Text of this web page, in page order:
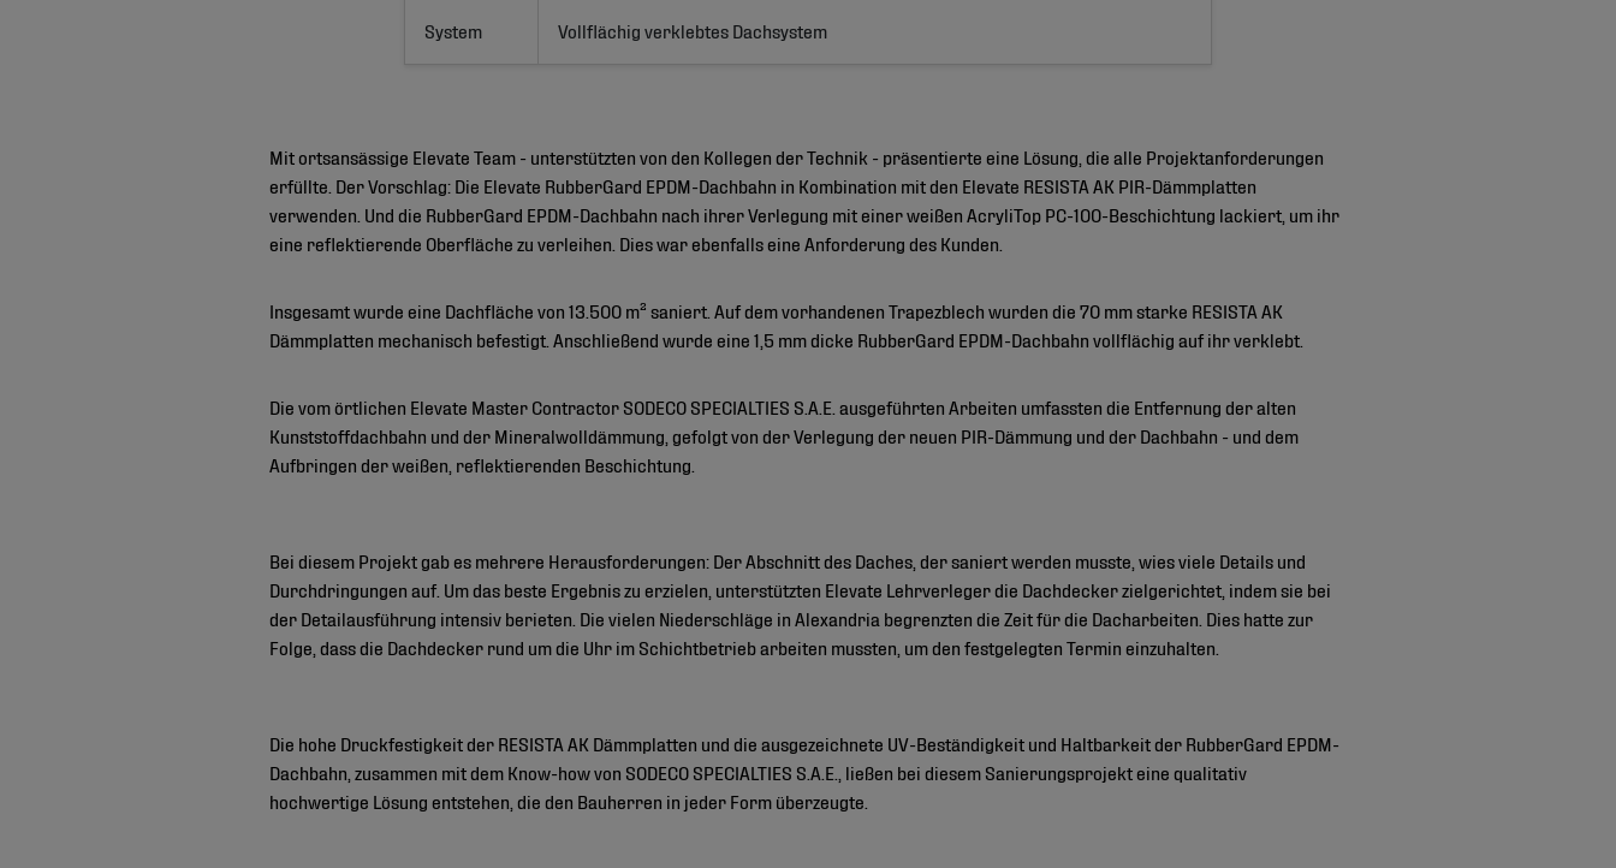
System Vollflächig verklebtes Dachsystem
Mit ortsansässige Elevate Team - unterstützten von den Kollegen der Technik - präsentierte eine Lösung, die alle Projektanforderungen
erfüllte. Der Vorschlag: Die Elevate RubberGard EPDM-Dachbahn in Kombination mit den Elevate RESISTA AK PIR-Dämmplatten
verwenden. Und die RubberGard EPDM-Dachbahn nach ihrer Verlegung mit einer weißen AcryliTop PC-100-Beschichtung lackiert, um ihr
eine reflektierende Oberfläche zu verleihen. Dies war ebenfalls eine Anforderung des Kunden.
Insgesamt wurde eine Dachfläche von 13.500 m² saniert. Auf dem vorhandenen Trapezblech wurden die 70 mm starke RESISTA AK
Dämmplatten mechanisch befestigt. Anschließend wurde eine 1,5 mm dicke RubberGard EPDM-Dachbahn vollflächig auf ihr verklebt.
Die vom örtlichen Elevate Master Contractor SODECO SPECIALTIES S.A.E. ausgeführten Arbeiten umfassten die Entfernung der alten
Kunststoffdachbahn und der Mineralwolldämmung, gefolgt von der Verlegung der neuen PIR-Dämmung und der Dachbahn - und dem
Aufbringen der weißen, reflektierenden Beschichtung.
Bei diesem Projekt gab es mehrere Herausforderungen: Der Abschnitt des Daches, der saniert werden musste, wies viele Details und
Durchdringungen auf. Um das beste Ergebnis zu erzielen, unterstützten Elevate Lehrverleger die Dachdecker zielgerichtet, indem sie bei
der Detailausführung intensiv berieten. Die vielen Niederschläge in Alexandria begrenzten die Zeit für die Dacharbeiten. Dies hatte zur
Folge, dass die Dachdecker rund um die Uhr im Schichtbetrieb arbeiten mussten, um den festgelegten Termin einzuhalten.
Die hohe Druckfestigkeit der RESISTA AK Dämmplatten und die ausgezeichnete UV-Beständigkeit und Haltbarkeit der RubberGard EPDM-
Dachbahn, zusammen mit dem Know-how von SODECO SPECIALTIES S.A.E., ließen bei diesem Sanierungsprojekt eine qualitativ
hochwertige Lösung entstehen, die den Bauherren in jeder Form überzeugte.